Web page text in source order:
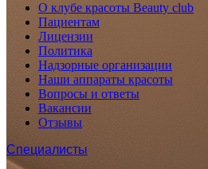
О клубе красоты Beauty club
Пациентам
Лицензии
Политика
Надзорные организации
Наши аппараты красоты
Вопросы и ответы
Вакансии
Отзывы
Специалисты